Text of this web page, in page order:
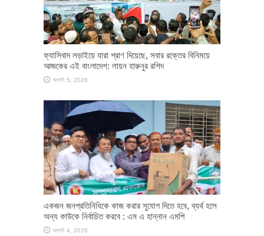
ফ্যাসিবাদ লড়াইয়ে যারা প্রাণ দিয়েছে, সবার রক্তের বিনিময়ে
আজকের এই বাংলাদেশ: লায়ন হারুনুর রশিদ
আগস্ট 5, 2026
একজন জনপ্রতিনিধিকে কাজ করার সুযোগ দিতে হবে, ব্যর্থ হলে
অন্য কাউকে নির্বাচিত করবে : এম এ হান্নান এমপি
আগস্ট 4, 2026